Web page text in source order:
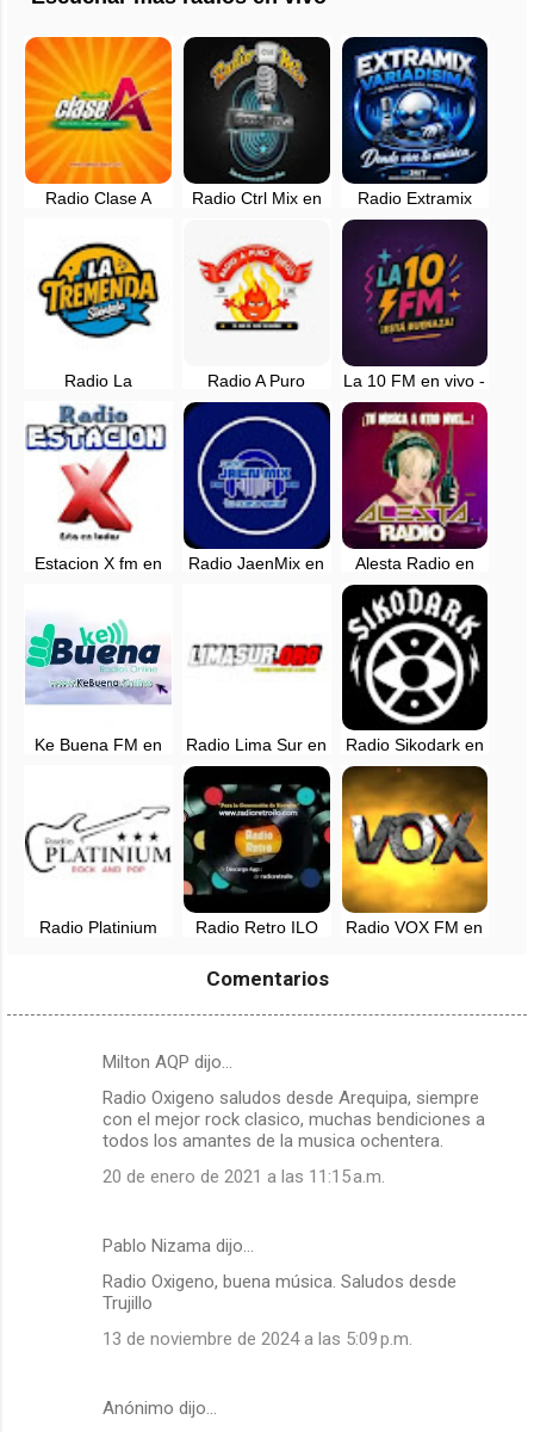
Radio Clase A
Radio Ctrl Mix en
Radio Extramix
Variadisima en vivo
Radio La
Tremenda
¡Siéntela! en vivo -
Lima, Peru
Radio A Puro
Fuego en vivo -
Lima, Perú
La 10 FM en vivo -
Lima, Peru
Estacion X fm en
Radio JaenMix en
Alesta Radio en
vivo - Manchay,
Lima
Ke Buena FM en
Radio Lima Sur en
vivo - Peru
Radio Sikodark en
vivo - Lima, Perú
Radio Platinium
Radio Retro ILO
Radio VOX FM en
Comentarios
Milton AQP dijo…
Radio Oxigeno saludos desde Arequipa, siempre
con el mejor rock clasico, muchas bendiciones a
todos los amantes de la musica ochentera.
20 de enero de 2021 a las 11:15 a.m.
Pablo Nizama dijo…
Radio Oxigeno, buena música. Saludos desde
Trujillo
13 de noviembre de 2024 a las 5:09 p.m.
Anónimo dijo…